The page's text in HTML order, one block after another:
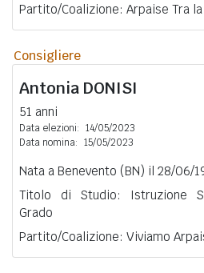
Partito/Coalizione: Arpaise Tra
Consigliere
Antonia DONISI
51 anni
Data elezioni: 14/05/2023
Data nomina: 15/05/2023
Nata a Benevento (BN) il 28/06/
Titolo di Studio: Istruzione
Grado
Partito/Coalizione: Viviamo